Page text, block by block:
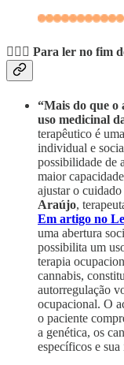
💆🏽‍♀️ Para ler no fim
“Mais do que o
uso medicinal
terapêutico é
individual e
possibilidade de
maior
ajustar o
Araújo,
Em artigo no
uma abertura
possibilita um
terapia
cannabis,
autorregulação
ocupacional. O
o paciente
a genética, os
específicos e